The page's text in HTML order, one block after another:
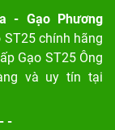
- Gạo Phương
ST25 chính hãng
Gạo ST25 Ông
và uy tín tại
-